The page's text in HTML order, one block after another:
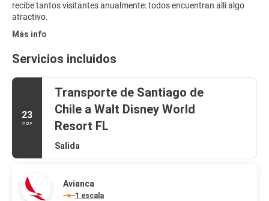
recibe tantos visitantes anualmente: todos encuentran allí algo
atractivo.
Más info
Servicios incluidos
23
nov
Transporte de Santiago de
Chile a Walt Disney World
Resort FL
Salida
Avianca
1 escala